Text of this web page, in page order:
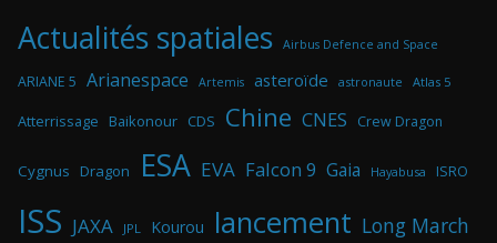
Actualités spatiales Airbus Defence and Space
ARIANE 5 Arianespace Artemis asteroïde astronaute Atlas 5
Atterrissage Baikonour CDS Chine CNES Crew Dragon
Cygnus Dragon ESA EVA Falcon 9 Gaia Hayabusa ISRO
ISS JAXA JPL Kourou lancement Long March